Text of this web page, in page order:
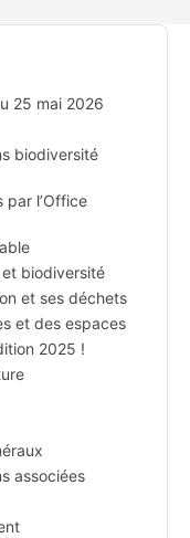
25 mai 2026
biodiversité
par l’Office
biodiversité
et ses déchets
et des espaces
2025 !
associées